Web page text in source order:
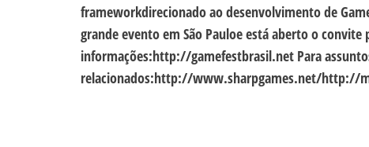
frameworkdirecionado ao desenvolvimento de
grande evento em São Pauloe está aberto o
informações:http://gamefestbrasil.net Para
relacionados:http://www.sharpgames.net/